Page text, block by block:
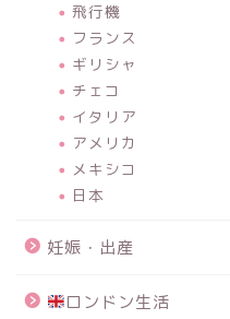
飛行機
フランス
ギリシャ
チェコ
イタリア
アメリカ
メキシコ
日本
妊娠・出産
ロンドン生活